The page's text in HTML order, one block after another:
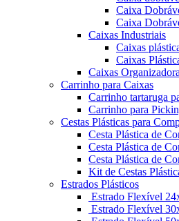
Caixa
Caixa
Caixas Industriais
Caixas
Caixas
Caixas
Carrinho para Caixas
Carrinho tartaruga
Carrinho para
Cestas Plásticas para
Cesta Plástica de
Cesta Plástica de
Cesta Plástica de
Kit de Cestas
Estrados Plásticos
Estrado Flexível
Estrado Flexível